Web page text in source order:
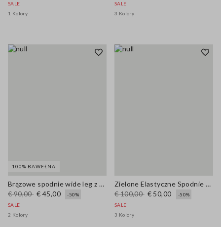
SALE
1 Kolory
SALE
3 Kolory
100% BAWEŁNA
Brązowe spodnie wide leg z czystej bawełny
€ 90,00 € 45,00
-50%
SALE
2 Kolory
Zielone Elastyczne Spodnie z Bawełny
€ 100,00 € 50,00
-50%
SALE
3 Kolory